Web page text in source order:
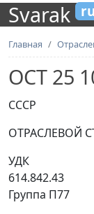
Svarak ru
Главная
ОСТ 25
СССР
ОТРАСЛЕВОЙ
УДК
Группа П77